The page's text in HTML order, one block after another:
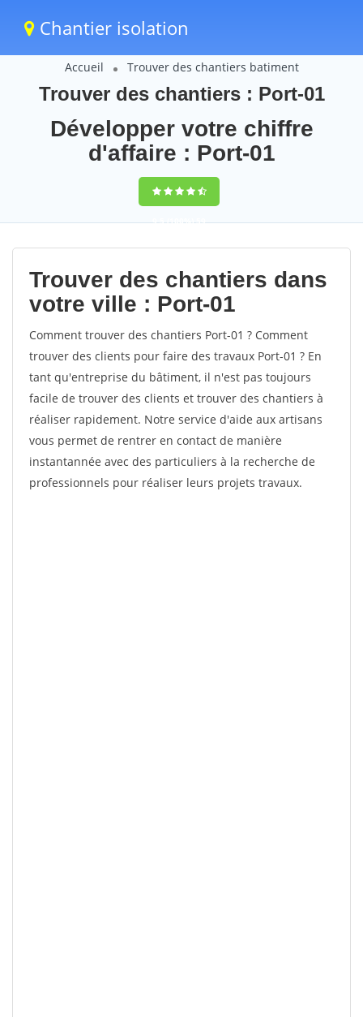
Chantier isolation
Accueil Trouver des chantiers batiment
Trouver des chantiers : Port-01
Développer votre chiffre
d'affaire : Port-01
9,5(100%)59
votes
Trouver des chantiers dans
votre ville : Port-01
Comment trouver des chantiers Port-01 ? Comment
trouver des clients pour faire des travaux Port-01 ? En
tant qu'entreprise du bâtiment, il n'est pas toujours
facile de trouver des clients et trouver des chantiers à
réaliser rapidement. Notre service d'aide aux artisans
vous permet de rentrer en contact de manière
instantannée avec des particuliers à la recherche de
professionnels pour réaliser leurs projets travaux.